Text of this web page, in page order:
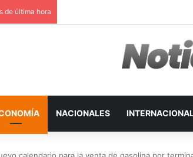
de última hora
NACIONALES